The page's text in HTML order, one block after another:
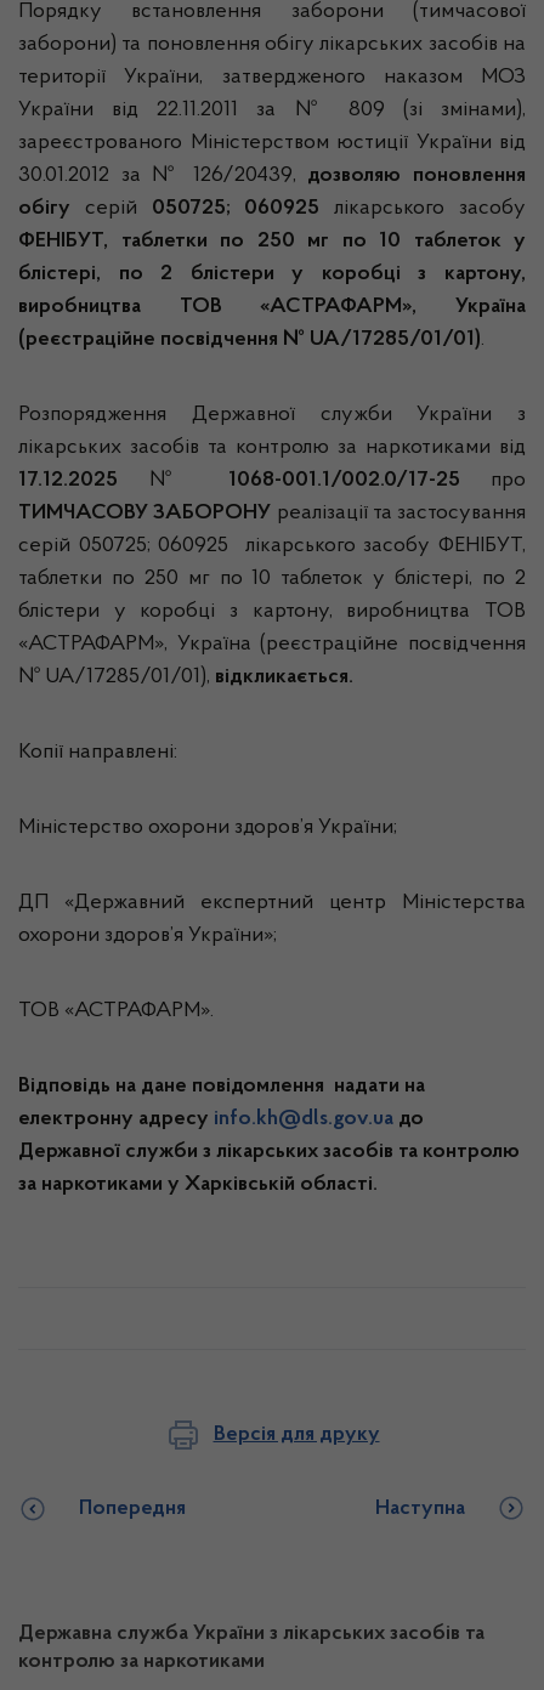
Порядку встановлення заборони (тимчасової
заборони) та поновлення обігу лікарських засобів на
території України, затвердженого наказом МОЗ
України від 22.11.2011 за № 809 (зі змінами),
зареєстрованого Міністерством юстиції України від
30.01.2012 за № 126/20439, дозволяю поновлення
обігу серій 050725; 060925 лікарського засобу
ФЕНІБУТ, таблетки по 250 мг по 10 таблеток у
блістері, по 2 блістери у коробці з картону,
виробництва ТОВ «АСТРАФАРМ», Україна
(реєстраційне посвідчення № UA/17285/01/01).
Розпорядження Державної служби України з
лікарських засобів та контролю за наркотиками від
17.12.2025 № 1068-001.1/002.0/17-25 про
ТИМЧАСОВУ ЗАБОРОНУ реалізації та застосування
серій 050725; 060925 лікарського засобу ФЕНІБУТ,
таблетки по 250 мг по 10 таблеток у блістері, по 2
блістери у коробці з картону, виробництва ТОВ
«АСТРАФАРМ», Україна (реєстраційне посвідчення
№ UA/17285/01/01), відкликається.
Копії направлені:
Міністерство охорони здоров’я України;
ДП «Державний експертний центр Міністерства
охорони здоров’я України»;
ТОВ «АСТРАФАРМ».
Відповідь на дане повідомлення надати на
електронну адресу info.kh@dls.gov.ua до
Державної служби з лікарських засобів та контролю
за наркотиками у Харківській області.
Версія для друку
Попередня Наступна
Державна служба України з лікарських засобів та
контролю за наркотиками